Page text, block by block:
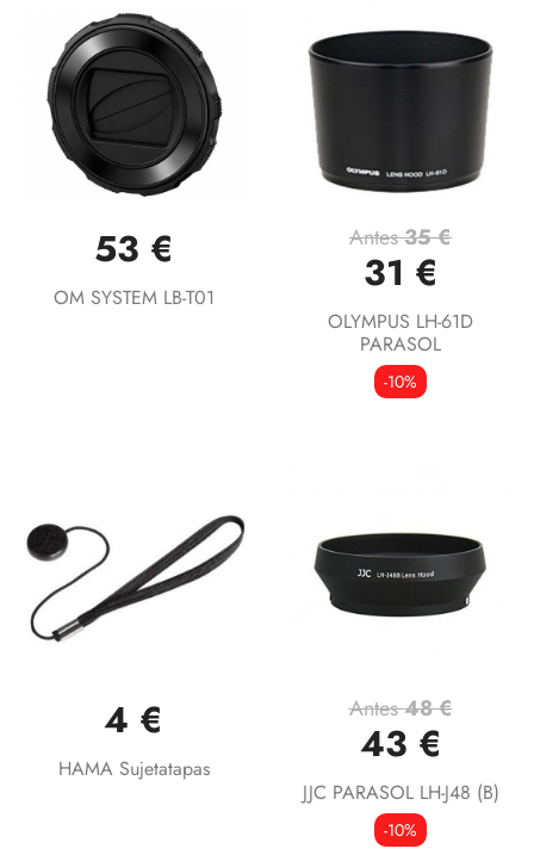
53 €
OM SYSTEM LB-T01
Antes35 €
31 €
OLYMPUS LH-61D
PARASOL
-10%
4 €
HAMA Sujetatapas
Antes48 €
43 €
JJC PARASOL LH-J48 (B)
-10%